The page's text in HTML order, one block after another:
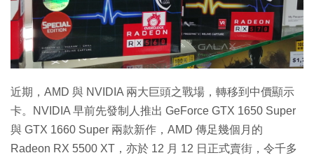
近期，AMD 與 NVIDIA 兩大巨頭之戰場，轉移到中價顯示
卡。NVIDIA 早前先發制人推出 GeForce GTX 1650 Super
與 GTX 1660 Super 兩款新作，AMD 傳足幾個月的
Radeon RX 5500 XT，亦於 12 月 12 日正式賣街，令千多